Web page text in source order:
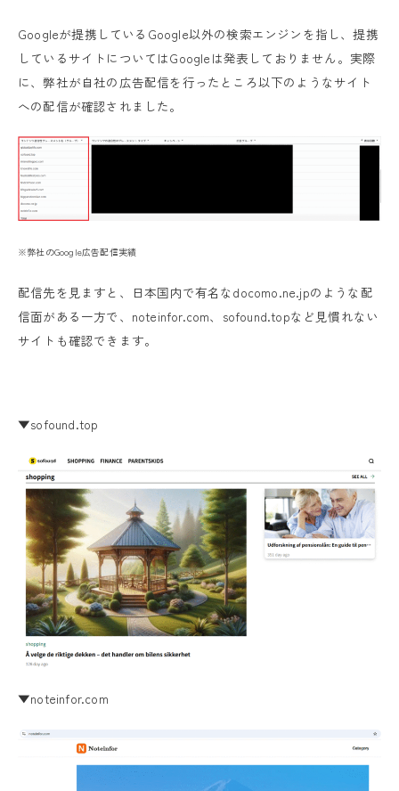
Googleが提携しているGoogle以外の検索エンジンを指し、提携
しているサイトについてはGoogleは発表しておりません。実際
に、弊社が自社の広告配信を行ったところ以下のようなサイト
への配信が確認されました。
※弊社のGoogle広告配信実績
配信先を見ますと、日本国内で有名なdocomo.ne.jpのような配
信面がある一方で、noteinfor.com、sofound.topなど見慣れない
サイトも確認できます。
▼sofound.top
▼noteinfor.com